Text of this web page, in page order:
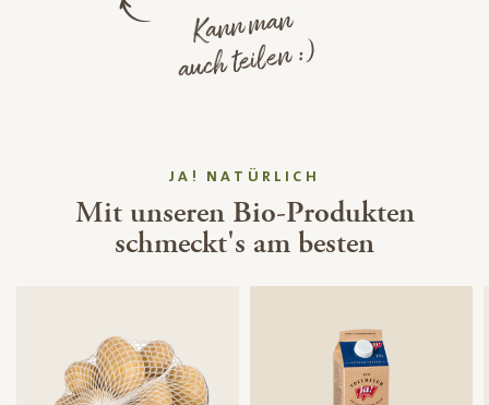
Kann man
auch teilen :)
JA! NATÜRLICH
Mit unseren Bio-Produkten
schmeckt's am besten